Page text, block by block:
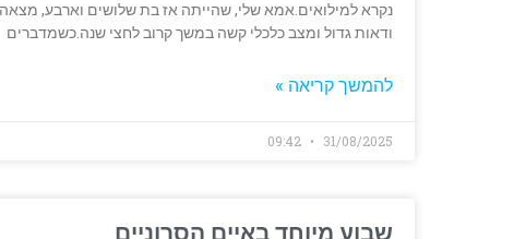
נקרא למילואים.אמא שלי, שהייתה אז בת שלושים וארבע,
ודאות גדול ומצב כלכלי קשה במשך קרוב לחצי שנה.כשמדברים
להמשך קריאה »
31/08/2025
שבוע מיוחד באיים הסרוניים